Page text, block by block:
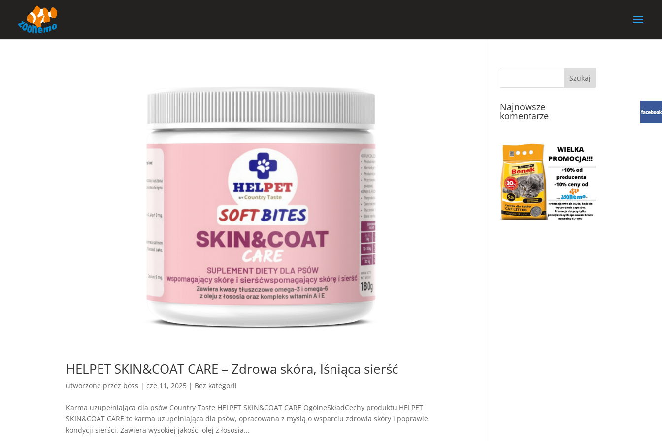
HELPET SKIN&COAT CARE – Zdrowa skóra, lśniąca sierść
utworzone przez boss |cze 11, 2025 | Bez kategorii
Karma uzupełniająca dla psów Country Taste HELPET SKIN&COAT CARE OgólneSkładCechy produktu HELPET
SKIN&COAT CARE to karma uzupełniająca dla psów, opracowana z myślą o wsparciu zdrowia skóry i poprawie
kondycji sierści. Zawiera wysokiej jakości olej z łososia...
Najnowsze
komentarze